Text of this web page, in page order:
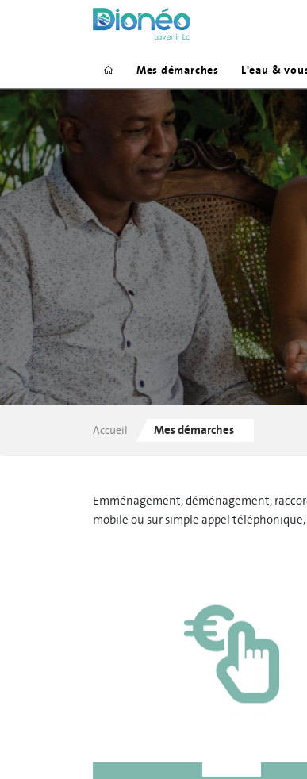
Mes démarches
Je paie ma facture
Je m'abonne au service de l'eau
Je fais raccorder mon
Je m'abonne au Flash Info
Je contacte mon Service
Je signale une fuite
Je quitte mon logement
L'eau &
La qualité
J'estime
Mieux
La facture
Fuite
Médiation
De
Conseils
Accueil Mes démarches
Emménagement, déménagement,
mobile ou sur simple appel